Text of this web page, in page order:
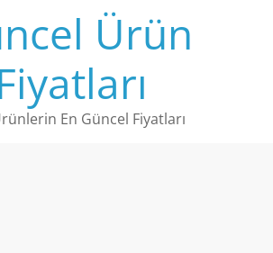
Ürün
En Güncel Fiyatları